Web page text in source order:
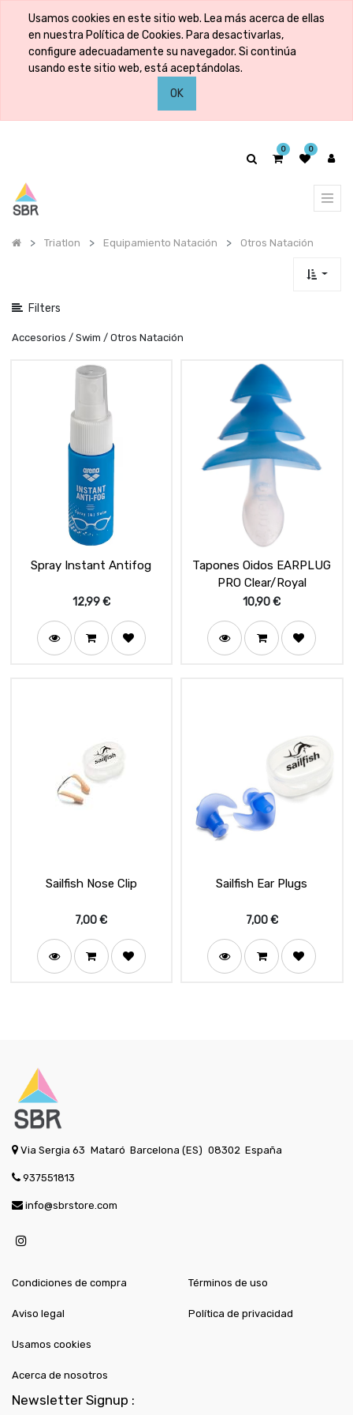
Usamos cookies en este sitio web. Lea más acerca de ellas
en nuestra Política de Cookies. Para desactivarlas,
configure adecuadamente su navegador. Si continúa
usando este sitio web, está aceptándolas.
OK
0 0
Triatlon Equipamiento Natación Otros Natación
Filters
Mostrar
categorías
Accesorios / Swim / Otros Natación
Spray Instant Antifog
12,99€
Tapones Oidos EARPLUG
PRO Clear/Royal
10,90€
Sailfish Nose Clip
7,00€
Sailfish Ear Plugs
7,00€
Via Sergia 63 Mataró Barcelona (ES) 08302 España
937551813
info@sbrstore.com
Condiciones de compra
Aviso legal
Términos de uso
Política de privacidad
Usamos cookies
Acerca de nosotros
Newsletter Signup :